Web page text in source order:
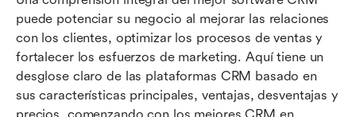
puede potenciar su negocio al mejorar las relaciones
con los clientes, optimizar los procesos de ventas y
fortalecer los esfuerzos de marketing. Aquí tiene un
desglose claro de las plataformas CRM basado en
sus características principales, ventajas, desventajas y
precios, comenzando con los mejores CRM en